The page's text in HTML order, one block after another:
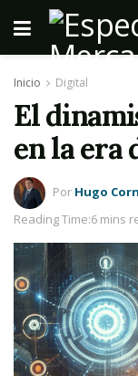
Inicio Digital
El
en la era
Por Hugo
Reading Time:6 mins